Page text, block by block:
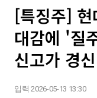
[특징주] 현
대감에 '질
신고가 경신
입력 2026-05-13 13:30